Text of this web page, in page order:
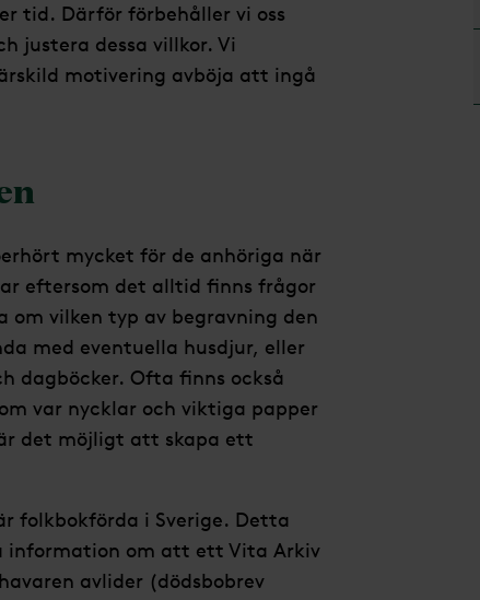
tid. Därför förbehåller vi oss
justera dessa villkor. Vi
motivering avböja att ingå
mycket för de anhöriga när
eftersom det alltid finns frågor
om vilken typ av begravning den
med eventuella husdjur, eller
dagböcker. Ofta finns också
var nycklar och viktiga papper
det möjligt att skapa ett
folkbokförda i Sverige. Detta
information om att ett Vita Arkiv
avlider (dödsbobrev